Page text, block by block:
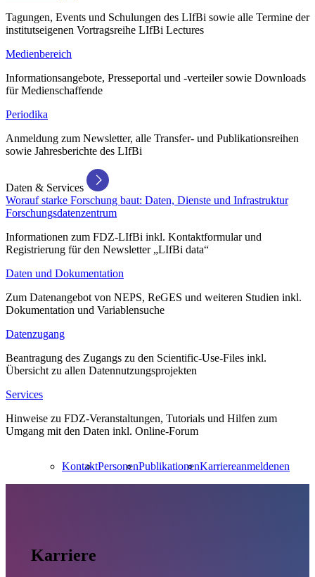
Tagungen, Events und Schulungen des LIfBi sowie alle Termine der
institutseigenen Vortragsreihe LIfBi Lectures
Medienbereich
Informationsangebote, Presseportal und -verteiler sowie Downloads
für Medienschaffende
Periodika
Anmeldung zum Newsletter, alle Transfer- und Publikationsreihen
sowie Jahresberichte des LIfBi
Daten & Services
Worauf starke Forschung baut: Daten, Dienste und Infrastruktur
Forschungsdatenzentrum
Informationen zum FDZ-LIfBi inkl. Kontaktformular und
Registrierung für den Newsletter „LIfBi data“
Daten und Dokumentation
Zum Datenangebot von NEPS, ReGES und weiteren Studien inkl.
Dokumentation und Variablensuche
Datenzugang
Beantragung des Zugangs zu den Scientific-Use-Files inkl.
Übersicht zu allen Datennutzungsprojekten
Services
Hinweise zu FDZ-Veranstaltungen, Tutorials und Hilfen zum
Umgang mit den Daten inkl. Online-Forum
KontaktPersonenPublikationenKarriereanmeldenen
Karriere